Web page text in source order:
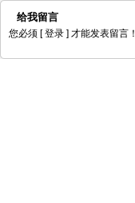
给我留言
您必须 [ 登录 ] 才能发表留言！